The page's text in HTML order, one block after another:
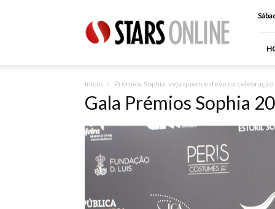
Online
Inicio Prémios Sophia: veja quem esteve na
Gala Prémios Sophia